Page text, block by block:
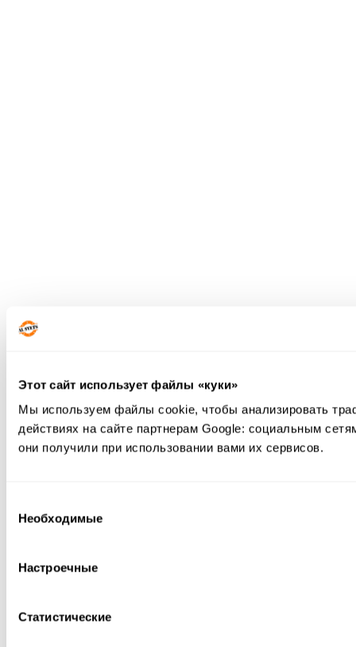
Этот сайт использует файлы «куки»
Мы используем файлы cookie, чтобы анализировать
действиях на сайте партнерам Google: социальным
они получили при использовании вами их сервисов.
согласия
Необходимые
Настроечные
Статистические